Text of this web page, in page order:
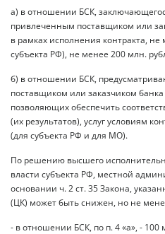
а) в отношении БСК,
привлеченным поставщиком или
в рамках исполнения контракта,
субъекта РФ), не менее 200 млн.
б) в отношении БСК,
поставщиком или заказчиком банка
позволяющих обеспечить
(их результатов), услуг условиям
(для субъекта РФ и для МО).
По решению высшего
власти субъекта РФ, местной
основании ч. 2 ст. 35 Закона,
(ЦК) может быть снижен, но не
- в отношении БСК, по п. 4 «а», - 100